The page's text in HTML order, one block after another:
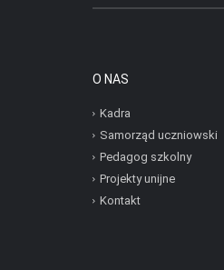
O NAS
Kadra
Samorząd uczniowski
Pedagog szkolny
Projekty unijne
Kontakt